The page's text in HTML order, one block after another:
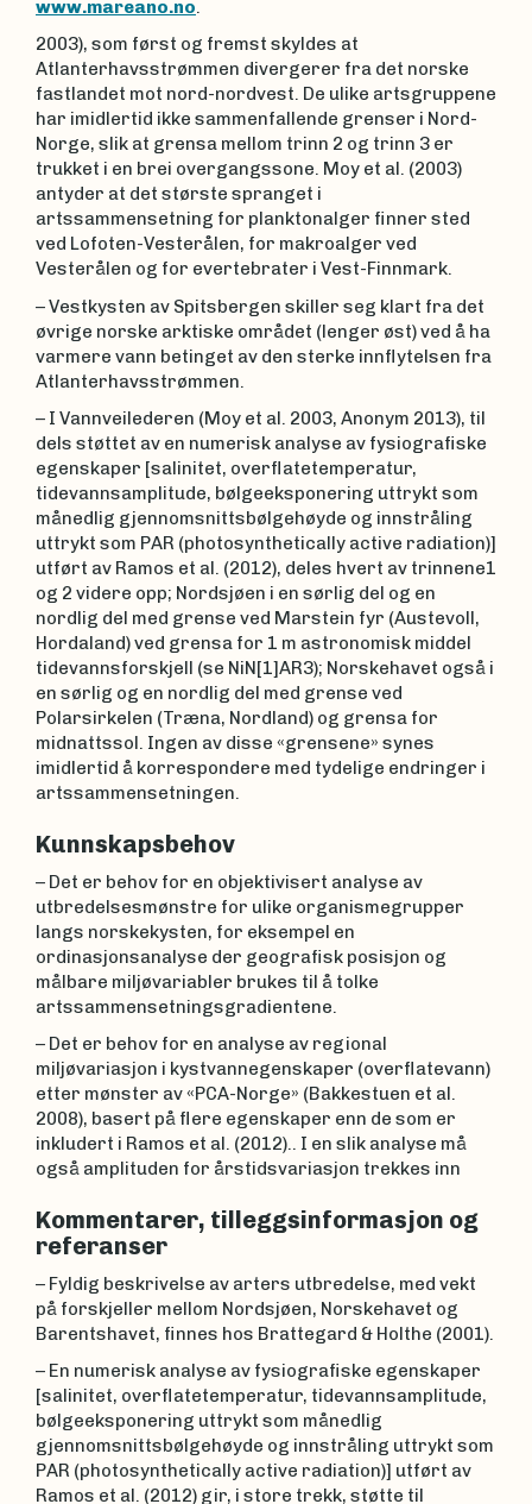
www.mareano.no
2003), som først og fremst skyldes at
Atlanterhavsstrømmen divergerer fra det norske
fastlandet mot nord-nordvest. De ulike artsgruppene
har imidlertid ikke sammenfallende grenser i Nord-
Norge, slik at grensa mellom trinn 2 og trinn 3 er
trukket i en brei overgangssone. Moy et al. (2003)
antyder at det største spranget i
artssammensetning for planktonalger finner sted
ved Lofoten-Vesterålen, for makroalger ved
Vesterålen og for evertebrater i Vest-Finnmark.
– Vestkysten av Spitsbergen skiller seg klart fra det
øvrige norske arktiske området (lenger øst) ved å ha
varmere vann betinget av den sterke innflytelsen fra
Atlanterhavsstrømmen.
– I Vannveilederen (Moy et al. 2003, Anonym 2013), til
dels støttet av en numerisk analyse av fysiografiske
egenskaper [salinitet, overflatetemperatur,
tidevannsamplitude, bølgeeksponering uttrykt som
månedlig gjennomsnittsbølgehøyde og innstråling
uttrykt som PAR (photosynthetically active radiation)]
utført av Ramos et al. (2012), deles hvert av trinnene1
og 2 videre opp; Nordsjøen i en sørlig del og en
nordlig del med grense ved Marstein fyr (Austevoll,
Hordaland) ved grensa for 1 m astronomisk middel
tidevannsforskjell (se NiN[1]AR3); Norskehavet også i
en sørlig og en nordlig del med grense ved
Polarsirkelen (Træna, Nordland) og grensa for
midnattssol. Ingen av disse «grensene» synes
imidlertid å korrespondere med tydelige endringer i
artssammensetningen.
Kunnskapsbehov
– Det er behov for en objektivisert analyse av
utbredelsesmønstre for ulike organismegrupper
langs norskekysten, for eksempel en
ordinasjonsanalyse der geografisk posisjon og
målbare miljøvariabler brukes til å tolke
artssammensetningsgradientene.
– Det er behov for en analyse av regional
miljøvariasjon i kystvannegenskaper (overflatevann)
etter mønster av «PCA-Norge» (Bakkestuen et al.
2008), basert på flere egenskaper enn de som er
inkludert i Ramos et al. (2012).. I en slik analyse må
også amplituden for årstidsvariasjon trekkes inn
Kommentarer, tilleggsinformasjon og
referanser
– Fyldig beskrivelse av arters utbredelse, med vekt
på forskjeller mellom Nordsjøen, Norskehavet og
Barentshavet, finnes hos Brattegard & Holthe (2001).
– En numerisk analyse av fysiografiske egenskaper
[salinitet, overflatetemperatur, tidevannsamplitude,
bølgeeksponering uttrykt som månedlig
gjennomsnittsbølgehøyde og innstråling uttrykt som
PAR (photosynthetically active radiation)] utført av
Ramos et al. (2012) gir, i store trekk, støtte til